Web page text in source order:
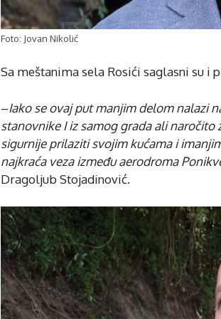
Foto: Jovan Nikolić
Sa meštanima sela Rosići saglasni su i
–Iako se ovaj put manjim delom nalazi
stanovnike I iz samog grada ali naročito
sigurnije prilaziti svojim kućama i
najkraća veza između aerodroma
Dragoljub Stojadinović.